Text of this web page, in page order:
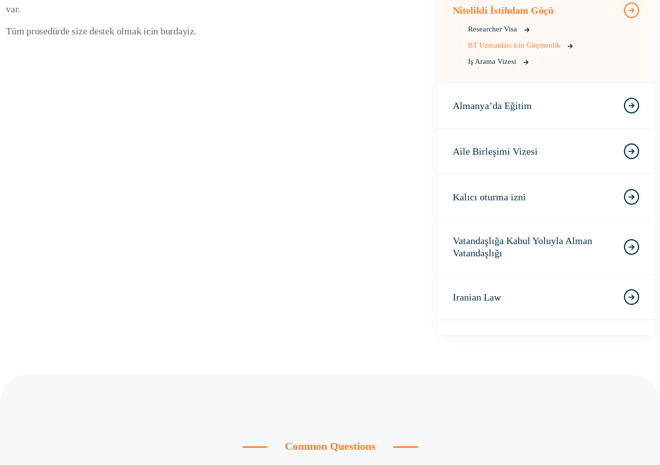
var.
Tüm prosedürde size destek olmak icin burdayiz.
Nitelikli İstihdam Göçü
Researcher Visa
BT Uzmanları icin Göçmenlik
Iş Arama Vizesi
Almanya’da Eğitim
Aile Birleşimi Vizesi
Kalıcı oturma izni
Vatandaşlığa Kabul Yoluyla Alman
Vatandaşlığı
Iranian Law
Common Questions